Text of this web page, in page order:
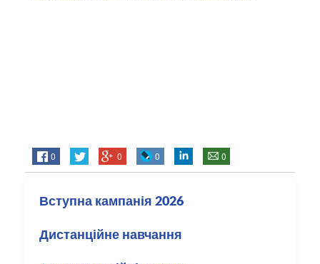
0 0 0 0
Вступна кампанія 2026
Дистанційне навчання